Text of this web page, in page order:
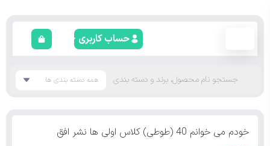
حساب کاربری
خودم می خوانم 40 (طوطی) کلاس اولی ها نشر افق